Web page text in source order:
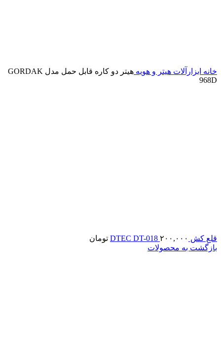
خانه ابزارآلات هیتر و هویه
هیتر دو کاره قابل حمل مدل GORDAK
968D
قلع کش DTEC DT-018 ۲۰۰,۰۰۰
تومان
بازگشت به محصولات